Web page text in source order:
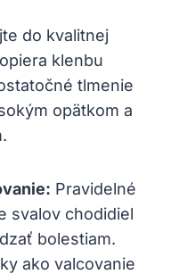
do kvalitnej
klenbu
tlmenie
opätkom a
Pravidelné
svalov chodidiel
bolestiam.
ako valcovanie